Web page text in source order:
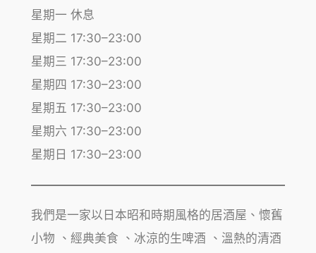
星期一 休息
星期二 17:30–23:00
星期三 17:30–23:00
星期四 17:30–23:00
星期五 17:30–23:00
星期六 17:30–23:00
星期日 17:30–23:00
我們是一家以日本昭和時期風格的居酒屋、懷舊
小物 、經典美食 、冰涼的生啤酒 、溫熱的清酒